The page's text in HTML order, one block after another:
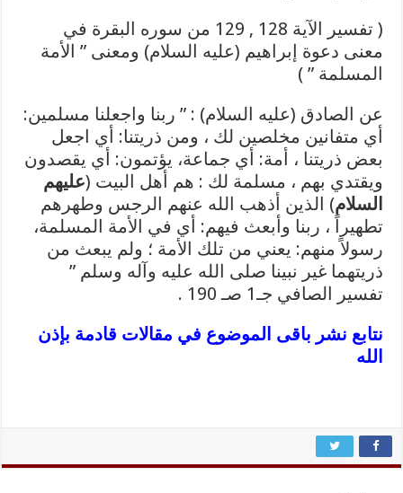
( تفسير الآية 128 , 129 من سوره البقرة في
معنى دعوة إبراهيم (عليه السلام) ومعنى ” الأمة
المسلمة ” )
عن الصادق (عليه السلام) : ” ربنا واجعلنا مسلمين:
أي متفانين مخلصين لك ، ومن ذريتنا: أي اجعل
بعض ذريتنا ، أمة: أي جماعة، يؤتمون: أي يقصدون
ويقتدي بهم ، مسلمة لك : هم أهل البيت (عليهم
السلام) الذين أذهب الله عنهم الرجس وطهرهم
تطهيراً ، ربنا وأبعث فيهم: أي في الأمة المسلمة،
رسولاً منهم: يعني من تلك الأمة ؛ ولم يبعث من
ذريتهما غير نبينا صلى الله عليه وآله وسلم ”
تفسير الصافي جـ1 صـ 190 .
نتابع نشر باقى الموضوع في مقالات قادمة بإذن
الله